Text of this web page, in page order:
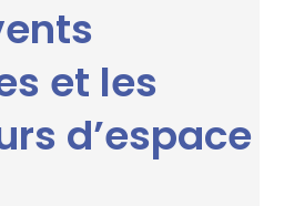
et les
d’espace